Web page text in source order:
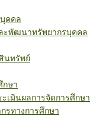
คคล
ะพัฒนาทรัพยากรบุคคล
นทรัพย์
กษา
เมินผลการจัดการศึกษา
รทางการศึกษา